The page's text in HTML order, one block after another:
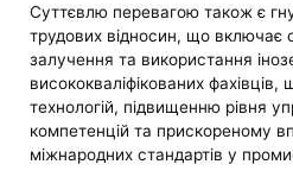
Суттєвлю перевагою також є
трудових відносин, що включає
залучення та використання
висококваліфікованих
технологій, підвищенню рівня
компетенцій та прискореному
міжнародних стандартів у